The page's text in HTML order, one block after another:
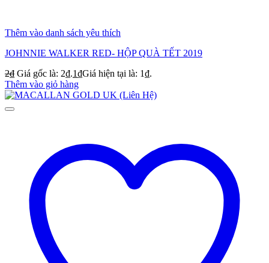
Thêm vào danh sách yêu thích
JOHNNIE WALKER RED- HỘP QUÀ TẾT 2019
2₫ Giá gốc là: 2₫.1₫Giá hiện tại là: 1₫.
Thêm vào giỏ hàng